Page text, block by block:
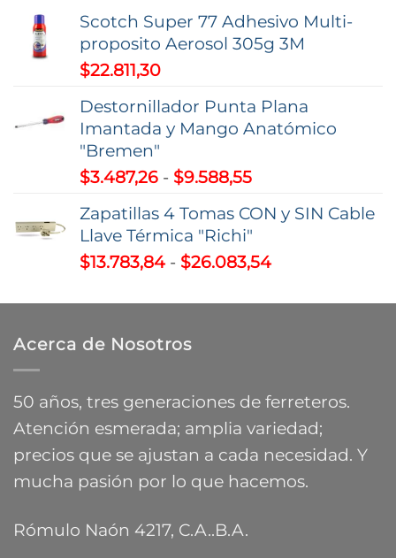
hasta
$2.342,01
Scotch Super 77 Adhesivo Multi-
proposito Aerosol 305g 3M
$22.811,30
Destornillador Punta Plana
Imantada y Mango Anatómico
"Bremen"
$3.487,26 - $9.588,55Rango
precios:
$3.487,26
$9.588,55
Zapatillas 4 Tomas CON y SIN Cable
Llave Térmica "Richi"
$13.783,84 - $26.083,54Rango
precios:
$26.083,54
Acerca de Nosotros
50 años, tres generaciones de ferreteros.
Atención esmerada; amplia variedad;
precios que se ajustan a cada necesidad. Y
mucha pasión por lo que hacemos.
Rómulo Naón 4217, C.A..B.A.